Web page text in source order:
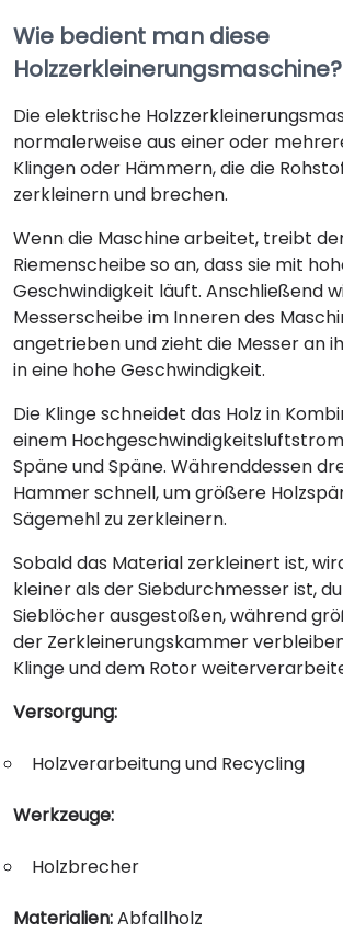
Wie bedient man diese
Holzzerkleinerungsmaschine?
Die elektrische
normalerweise aus einer oder
Klingen oder Hämmern, die die
zerkleinern und brechen.
Wenn die Maschine arbeitet, treibt
Riemenscheibe so an, dass sie mit
Geschwindigkeit läuft. Anschließend
Messerscheibe im Inneren des
angetrieben und zieht die Messer an
in eine hohe Geschwindigkeit.
Die Klinge schneidet das Holz in
einem
Späne und Späne. Währenddessen
Hammer schnell, um größere
Sägemehl zu zerkleinern.
Sobald das Material zerkleinert ist,
kleiner als der Siebdurchmesser ist,
Sieblöcher ausgestoßen, während
der Zerkleinerungskammer
Klinge und dem Rotor
Versorgung:
Holzverarbeitung und Recycling
Werkzeuge:
Holzbrecher
Materialien:Abfallholz